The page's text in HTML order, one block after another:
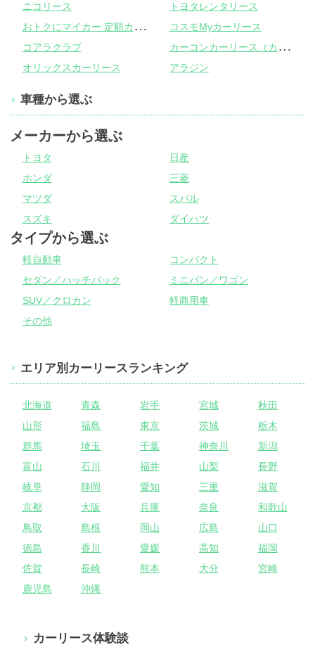
ニコリース
トヨタレンタリース
お
トクにマイカー 定額カルモくん
コスモMyカーリース
コアラクラブ
カ
ーコンカーリース（カーコンビニ倶楽部）
オリックスカーリース アラジン
車種から選ぶ
メーカーから選ぶ
トヨタ
日産
ホンダ
三菱
マツダ
スバル
スズキ
ダイハツ
タイプから選ぶ
軽自動車
コンパクト
セダン／ハッチバック
ミニバン／ワゴン
SUV／クロカン
軽商用車
その他
エリア別カーリースランキング
北海道 青森 岩手 宮城
秋田
山形
福島 東京 茨城
栃木
群馬
埼玉 千葉 神奈川
新潟
富山
石川 福井 山梨
長野
岐阜
静岡 愛知 三重
滋賀
京都
大阪 兵庫 奈良
和歌山
鳥取
島根 岡山 広島
山口
徳島
香川 愛媛 高知
福岡
佐賀
長崎 熊本 大分
宮崎
鹿児島
沖縄
カーリース体験談